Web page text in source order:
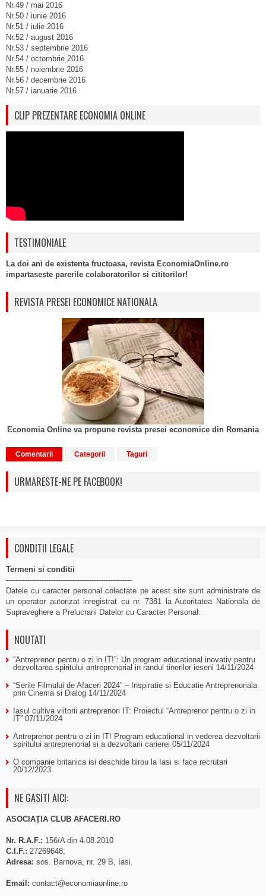
Nr.49 / mai 2016
Nr.50 / iunie 2016
Nr.51 / iulie 2016
Nr.52 / august 2016
Nr.53 / septembrie 2016
Nr.54 / octombrie 2016
Nr.55 / noiembrie 2016
Nr.56 / decembrie 2016
Nr.57 / ianuarie 2016
CLIP PREZENTARE ECONOMIA ONLINE
TESTIMONIALE
La doi ani de existenta fructoasa, revista EconomiaOnline.ro
impartaseste parerile colaboratorilor si cititorilor!
REVISTA PRESEI ECONOMICE NATIONALA
Economia Online va propune revista presei economice din Romania
Comentarii Categorii Taguri
URMARESTE-NE PE FACEBOOK!
CONDITII LEGALE
Termeni si conditii
-----------------------------------------------------
Datele cu caracter personal colectate pe acest site sunt administrate de
un operator autorizat inregistrat cu nr. 7381 la Autoritatea Nationala de
Supraveghere a Prelucrarii Datelor cu Caracter Personal.
NOUTATI
“Antreprenor pentru o zi in IT!”: Un program educational inovativ pentru
dezvoltarea spiritului antreprenorial in randul tinerilor ieseni 14/11/2024
“Serile Filmului de Afaceri 2024” – Inspiratie si Educatie Antreprenoriala
prin Cinema si Dialog 14/11/2024
Iasul cultiva viitorii antreprenori IT: Proiectul “Antreprenor pentru o zi in
IT” 07/11/2024
Antreprenor pentru o zi in IT! Program educational in vederea dezvoltarii
spiritului antreprenorial si a dezvoltarii carierei 05/11/2024
O companie britanica isi deschide birou la Iasi si face recrutari
20/12/2023
NE GASITI AICI:
ASOCIAȚIA CLUB AFACERI.RO
Nr. R.A.F.: 156/A din 4.08.2010
C.I.F.: 27269648;
Adresa: sos. Barnova, nr. 29 B, Iasi.
Email: contact@economiaonline.ro